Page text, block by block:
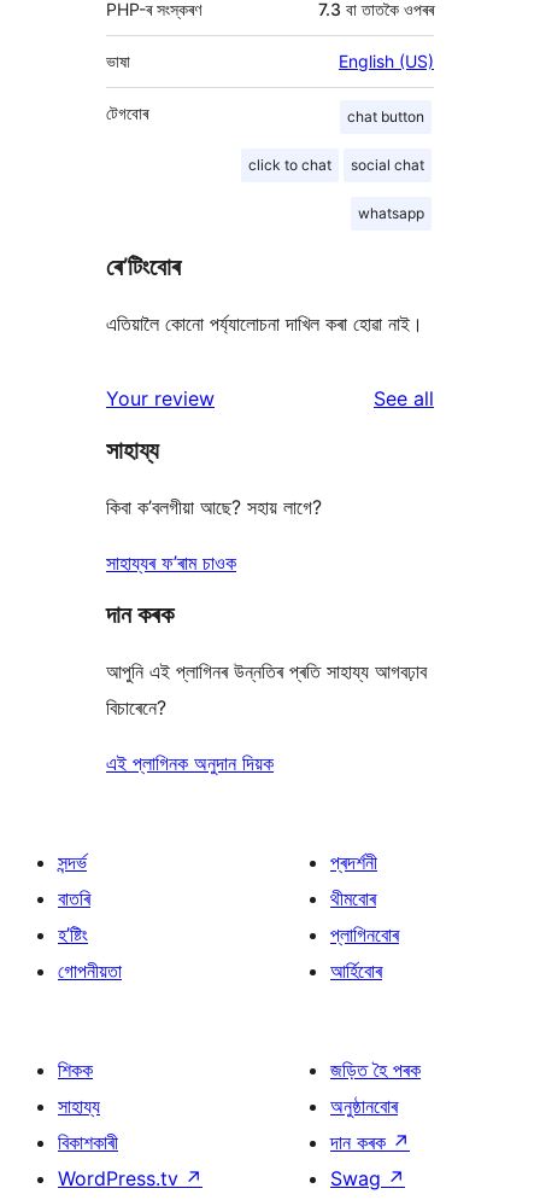
PHP-ৰ সংস্কৰণ 7.3 বা তাতকৈ ওপৰৰ
ভাষা English (US)
chat button
click to chat social chat
whatsapp
টেগবোৰ
ৰে’টিংবোৰ
এতিয়ালৈ কোনো পৰ্য্যালোচনা দাখিল কৰা হোৱা নাই।
Your review See all
সাহায্য
কিবা ক’বলগীয়া আছে? সহায় লাগে?
সাহায্যৰ ফ’ৰাম চাওক
দান কৰক
আপুনি এই প্লাগিনৰ উন্নতিৰ প্ৰতি সাহায্য আগবঢ়াব
বিচাৰেনে?
এই প্লাগিনক অনুদান দিয়ক
সন্দৰ্ভ
বাতৰি
হ’ষ্টিং
গোপনীয়তা
প্ৰদৰ্শনী
থীমবোৰ
প্লাগিনবোৰ
আৰ্হিবোৰ
শিকক
সাহায্য
বিকাশকাৰী
WordPress.tv ↗
জড়িত হৈ পৰক
অনুষ্ঠানবোৰ
দান কৰক ↗
Swag ↗